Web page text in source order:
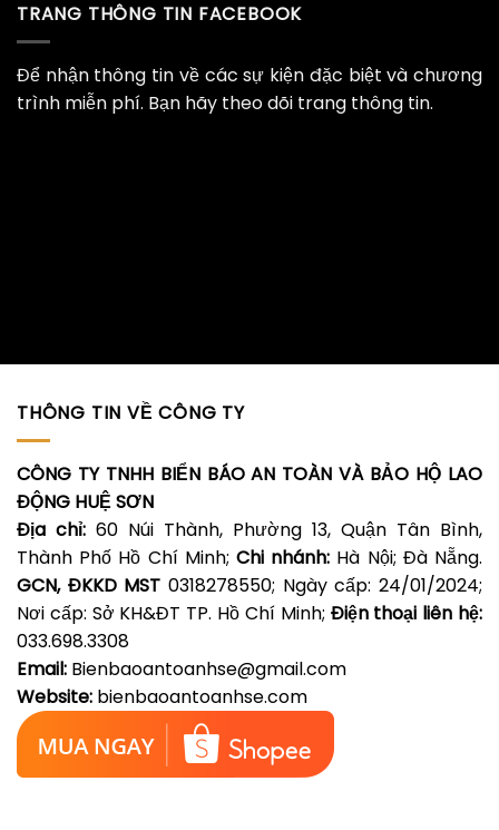
TRANG THÔNG TIN FACEBOOK
Để nhận thông tin về các sự kiện đặc biệt và chương
trình miễn phí. Bạn hãy theo dõi trang thông tin.
THÔNG TIN VỀ CÔNG TY
CÔNG TY TNHH BIỂN BÁO AN TOÀN VÀ BẢO HỘ LAO
ĐỘNG HUỆ SƠN
Địa chỉ: 60 Núi Thành, Phường 13, Quận Tân Bình,
Thành Phố Hồ Chí Minh; Chi nhánh: Hà Nội; Đà Nẵng.
GCN, ĐKKD MST 0318278550; Ngày cấp: 24/01/2024;
Nơi cấp: Sở KH&ĐT TP. Hồ Chí Minh; Điện thoại liên hệ:
033.698.3308
Email: Bienbaoantoanhse@gmail.com
Website: bienbaoantoanhse.com